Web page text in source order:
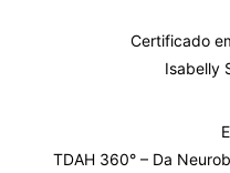
Certificado
Isabelly
TDAH 360° – Da